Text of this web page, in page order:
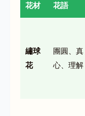
花材 花語
繡球
花
團圓、真
心、理解